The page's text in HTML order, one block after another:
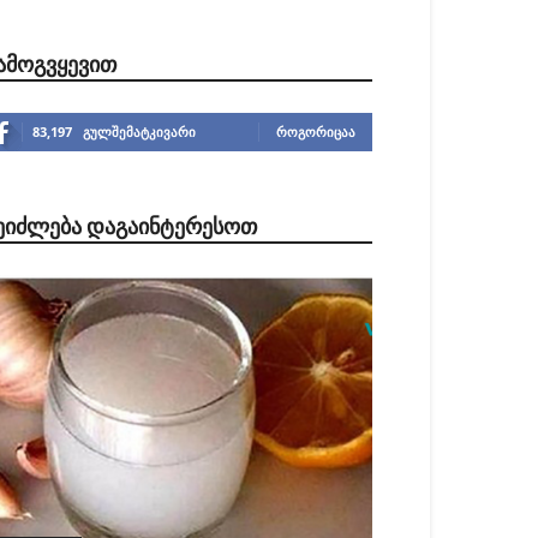
83,197 გულშემატკივარი ᲠᲝᲒᲝᲠᲘᲪᲐᲐ
ᲓᲐᲒᲐᲘᲜᲢᲔᲠᲔᲡᲝᲗ